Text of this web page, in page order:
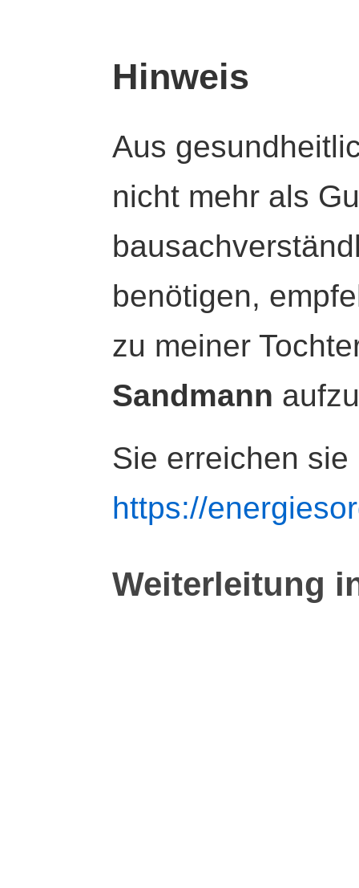
Hinweis
Aus
nicht mehr als
benötigen,
zu meiner
Sandmann
Sie erreichen sie
https://
Weiterleitung